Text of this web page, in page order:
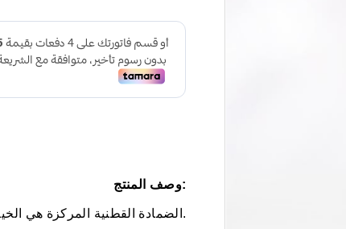
:وصف المنتج
.الضمادة القطنية المركزة هي